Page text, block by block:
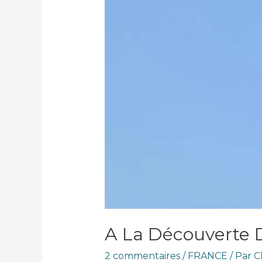
A La Découverte
2 commentaires / FRANCE / Par